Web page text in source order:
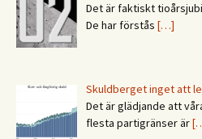
Det är faktiskt
De har förstås […]
Skuldberget inget att
Det är glädjande att
flesta partigränser är